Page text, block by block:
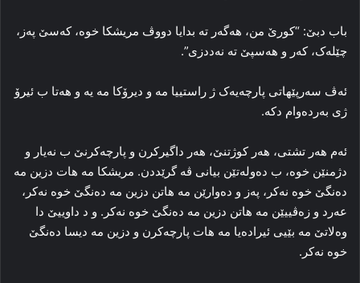
باب دبێ: “کورێ من، هه‌گه‌ر ته‌ بدایا دووڤ مریشکا خوه‌، که‌سێ په‌ز،
چێله‌ک، که‌ر و هه‌سپێ ته‌ نه‌ددزی”.
ئه‌ڤ سه‌رپێهاتی پارچه‌یه‌ک ژ راستییا مه‌ و دیرۆکا مه‌ یه‌ و هه‌تا ب ئیرۆ
ژی بەردەوام دکە.
ئه‌م هه‌ر تشتی، هه‌ر کوژتنێ، هه‌ر داگیرکرن و پارچه‌کرنێ ب نه‌یار و
دژمنێن خوه‌، ب ده‌وله‌تێن بیانی ڤه‌ گرێددن. مریشکا مه‌ هات دزین مه‌
ده‌نگێ خوه‌ نه‌کر، په‌ز و ده‌وارێن مه‌ هاتن دزین مه‌ ده‌نگێ خوه‌ نه‌کر،
عه‌رد و زه‌ڤییێن مه‌ هاتن دزین مه‌ ده‌نگێ خوه‌ نه‌کر. و د داوییێ دا
وه‌لاتێ مه‌ بێیی ئیراده‌یا مه‌ هات پارچه‌کرن و دزین مه‌ دیسا ده‌نگێ
خوه‌ نه‌کر.